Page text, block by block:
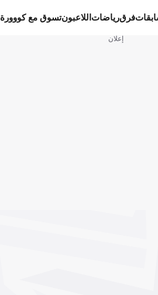
فرقرياضات اللاعبونتسوق مع كووورة
إعلان